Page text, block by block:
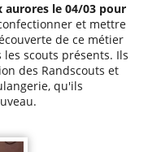
aurores le 04/03 pour
et mettre
de ce métier
scouts présents. Ils
des Randscouts et
qu'ils